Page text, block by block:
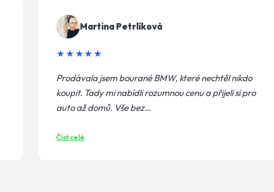
Martina Petrlíková
★★★★★
Prodávala jsem bourané BMW, které nechtěl nikdo
koupit. Tady mi nabídli rozumnou cenu a přijeli si pro
auto až domů. Vše bez…
Číst celé